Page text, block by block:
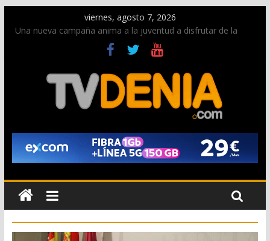
viernes, agosto 7, 2026
Una nueva campaña anima a la juventud a disfrutar de la
Paco Adsuar dona al Arxiu de Dénia más de 50.000 imágenes
de la memoria visual de la ciudad
La Entraeta Festera llena de ambiente la calle Marqués de
Campo con la recepción a la Capitanía Cristiana
El XII Festival de Jazz de Dénia reunirá durante agosto a
figuras nacionales e internacionales en los Jardins de
Torrecremada
Los Moros y Cristianos 2026 reciben las llaves de la ciudad y
dan inicio a las fiestas en Dénia